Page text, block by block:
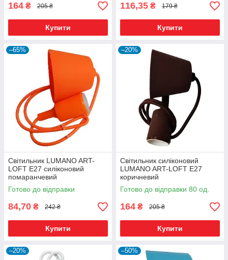
164 ₴ 205 ₴
Купити
116,35 ₴ 179 ₴
Купити
–65%
Світильник LUMANO ART-
LOFT E27 силіконовий
помаранчевий
Готово до відправки
84,70 ₴ 242 ₴
Купити
–20%
Світильник силіконовий
LUMANO ART-LOFT E27
коричневий
Готово до відправки 80 од.
164 ₴ 205 ₴
Купити
–20% –50%